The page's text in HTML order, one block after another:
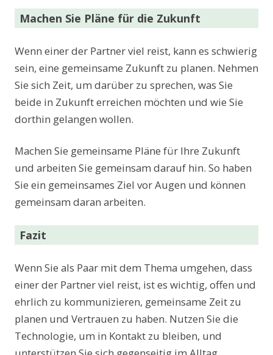
Machen Sie Pläne für die Zukunft
Wenn einer der Partner viel reist, kann es schwierig
sein, eine gemeinsame Zukunft zu planen. Nehmen
Sie sich Zeit, um darüber zu sprechen, was Sie
beide in Zukunft erreichen möchten und wie Sie
dorthin gelangen wollen.
Machen Sie gemeinsame Pläne für Ihre Zukunft
und arbeiten Sie gemeinsam darauf hin. So haben
Sie ein gemeinsames Ziel vor Augen und können
gemeinsam daran arbeiten.
Fazit
Wenn Sie als Paar mit dem Thema umgehen, dass
einer der Partner viel reist, ist es wichtig, offen und
ehrlich zu kommunizieren, gemeinsame Zeit zu
planen und Vertrauen zu haben. Nutzen Sie die
Technologie, um in Kontakt zu bleiben, und